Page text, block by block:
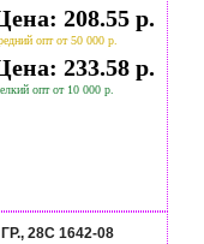
208.55 р.
опт от 50 000 р.
233.58 р.
опт от 10 000 р.
28С 1642-08